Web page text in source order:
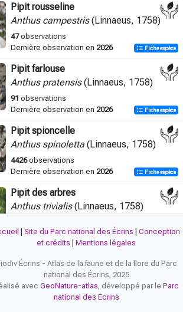
Pipit rousseline
Anthus campestris(Linnaeus, 1758)
47observations
Dernière observation en 2026 Fiche espèce
Pipit farlouse
Anthus pratensis(Linnaeus, 1758)
91 observations
Dernière observation en 2026 Fiche espèce
Pipit spioncelle
Anthus spinoletta (Linnaeus, 1758)
4426observations
Dernière observation en 2026 Fiche espèce
Pipit des arbres
Anthus trivialis(Linnaeus, 1758)
Dernière observation en 2026 Fiche espèce
Site du Parc national des Écrins
Conception
et crédits
Mentions légales
- Atlas de la faune et de la flore du Parc
national des Écrins, 2025
avec GeoNature-atlas, développé par le Parc
national des Ecrins